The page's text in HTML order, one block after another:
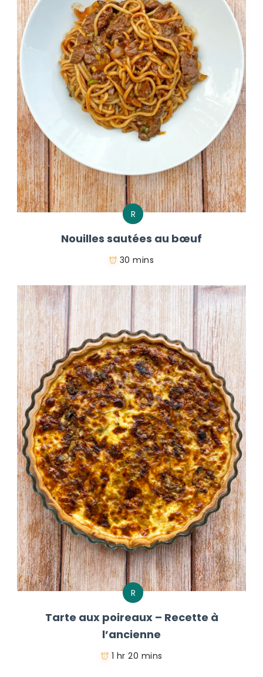
R
Nouilles sautées au bœuf
30 mins
R
Tarte aux poireaux – Recette à
l’ancienne
1 hr 20 mins